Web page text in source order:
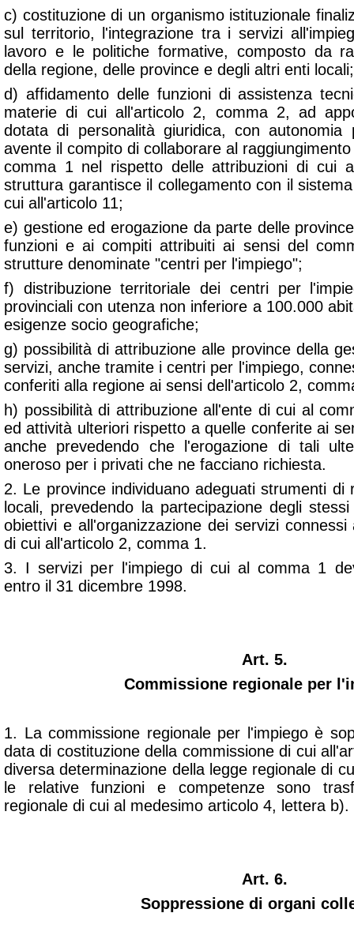
c) costituzione di un organismo istituzionale
sul territorio, l'integrazione tra i servizi
lavoro e le politiche formative, composto da
della regione, delle province e degli altri enti locali;
d) affidamento delle funzioni di assistenza
materie di cui all'articolo 2, comma 2, ad
dotata di personalità giuridica, con autonomia
avente il compito di collaborare al
comma 1 nel rispetto delle attribuzioni di cui
struttura garantisce il collegamento con il
cui all'articolo 11;
e) gestione ed erogazione da parte delle
funzioni e ai compiti attribuiti ai sensi del
strutture denominate "centri per l'impiego";
f) distribuzione territoriale dei centri per
provinciali con utenza non inferiore a 100.000
esigenze socio geografiche;
g) possibilità di attribuzione alle province della
servizi, anche tramite i centri per l'impiego,
conferiti alla regione ai sensi dell'articolo 2,
h) possibilità di attribuzione all'ente di cui al
ed attività ulteriori rispetto a quelle conferite ai
anche prevedendo che l'erogazione di tali
oneroso per i privati che ne facciano richiesta.
2. Le province individuano adeguati strumenti di
locali, prevedendo la partecipazione degli
obiettivi e all'organizzazione dei servizi
di cui all'articolo 2, comma 1.
3. I servizi per l'impiego di cui al comma 1
entro il 31 dicembre 1998.
Art. 5.
Commissione regionale per
1. La commissione regionale per l'impiego è
data di costituzione della commissione di cui
diversa determinazione della legge regionale di
le relative funzioni e competenze sono
regionale di cui al medesimo articolo 4, lettera b).
Art. 6.
Soppressione di organi